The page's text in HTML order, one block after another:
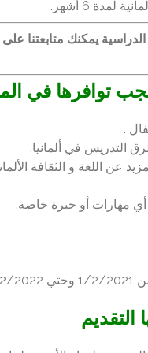
لمدة 6 أشهر.
يمكنك متابعتنا على
توافرها في
.
التدريس في ألمانيا.
عن اللغة و الثقافة
أي مهارات أو خبرة خاصة.
التقديم